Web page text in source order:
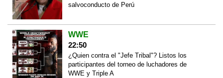
salvoconducto de Perú
WWE
22:50
¿Quien contra el "Jefe Tribal"? Listos los
participantes del torneo de luchadores de
WWE y Triple A